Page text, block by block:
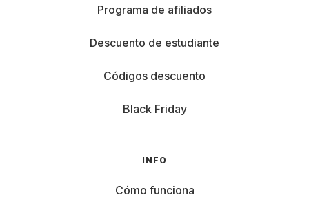
Programa de afiliados
Descuento de estudiante
Códigos descuento
Black Friday
INFO
Cómo funciona